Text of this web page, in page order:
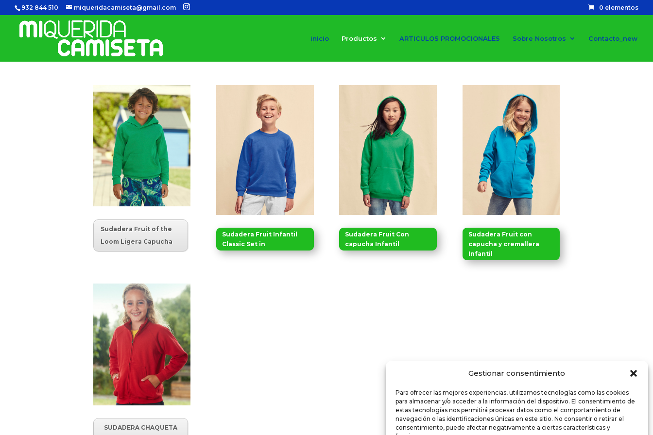
Gestionar consentimiento
Para ofrecer las mejores experiencias, utilizamos tecnologías como las cookies
para almacenar y/o acceder a la información del dispositivo. El consentimiento de
estas tecnologías nos permitirá procesar datos como el comportamiento de
navegación o las identificaciones únicas en este sitio. No consentir o retirar el
consentimiento, puede afectar negativamente a ciertas características y
932 844 510 miqueridacamiseta@gmail.com 0 elementos
inicio Productos ARTICULOS PROMOCIONALES Sobre Nosotros Contacto_new
Sudadera Fruit of the
Loom Ligera Capucha
Sudadera Fruit Infantil
Classic Set in
Sudadera Fruit Con
capucha Infantil
Sudadera Fruit con
capucha y cremallera
Infantil
SUDADERA CHAQUETA